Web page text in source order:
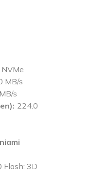
MB/s
s
224.0
Flash: 3D